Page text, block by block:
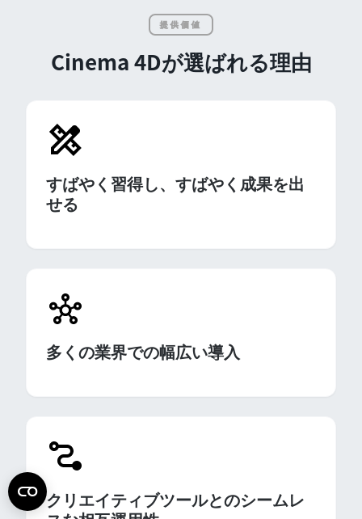
提供価値
Cinema 4Dが選ばれる理由
すばやく習得し、すばやく成果を出
せる
多くの業界での幅広い導入
クリエイティブツールとのシームレ